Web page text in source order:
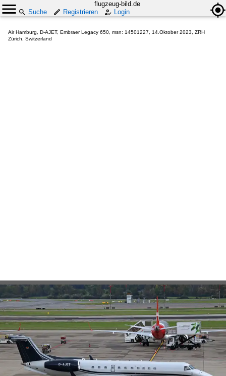
flugzeug-bild.de
Suche
Registrieren Login
Air Hamburg, D-AJET, Embraer Legacy 650, msn: 14501227, 14.Oktober 2023, ZRH
Zürich, Switzerland